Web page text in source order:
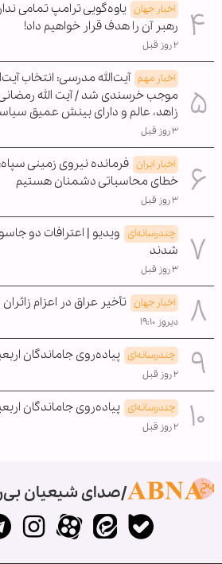
اخبار جهان یاوه‌گویی ترامپ تمامی
رهبر آن را هدف قرار خواهیم داد!
۲ روز قبل
اخبار مهم آیت‌الله مدرسی: انتخاب
موجب خرسندی شد / آیت الله
زاهد، عالم و دارای بینش عمیق
۳ روز قبل
اخبار ایران فرمانده نیروی زمینی
خطای محاسباتی دشمنان هستیم
۳ روز قبل
چندرسانه‌ای ویدیو | اعترافات دو
شدند
۳ روز قبل
اخبار جهان تأخیر عراق در اعزام
دیروز ۱۹:۱۰
چندرسانه‌ای پیاده‌روی جاماندگان
۲ روز قبل
چندرسانه‌ای پیاده‌روی جاماندگان
۲ روز قبل
صدای شیعیان